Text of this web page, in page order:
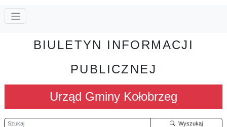
BIULETYN INFORMACJI
PUBLICZNEJ
Urząd Gminy Kołobrzeg
Szukaj Wyszukaj